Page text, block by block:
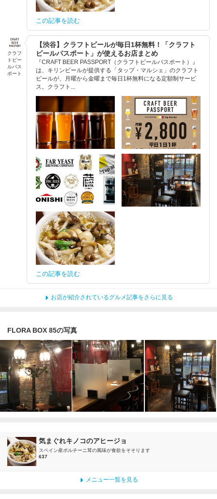
この記事を読む
クラフ
トビー
ルパス
ポート
【渋谷】クラフトビールが毎日1杯無料！「クラフト
ビールパスポート」が使えるお店まとめ
『CRAFT BEER PASSPORT（クラフトビールパスポート）』
は、キリンビールが提供する「タップ・マルシェ」のクラフト
ビールが、月曜から金曜まで毎日1杯無料になる定額制サービ
ス。クラフト...
この記事を読む
お店が紹介されているグルメ記事をさらに見る
FLORA BOX 85の写真
気まぐれキノコのアヒージョ
スペイン産ポルチーニ茸の風味が食欲をそそります
637
メニュー一覧を見る